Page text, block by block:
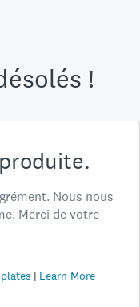
!
Nous nous
Merci de votre
Learn More